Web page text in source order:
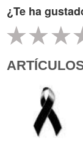
¿Te ha